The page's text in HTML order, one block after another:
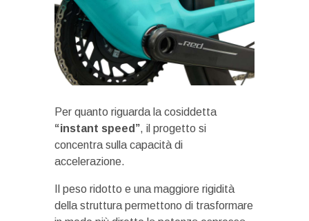
Per quanto riguarda la cosiddetta
“instant speed”, il progetto si
concentra sulla capacità di
accelerazione.
Il peso ridotto e una maggiore rigidità
della struttura permettono di trasformare